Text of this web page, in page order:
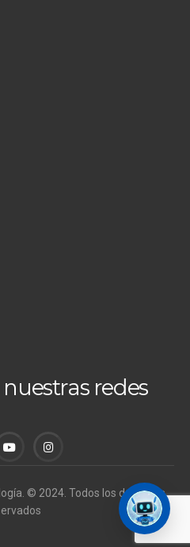
redes
© 2024. Todos los derechos